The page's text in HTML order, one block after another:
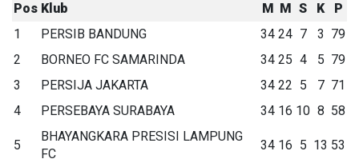
Pos Klub M M S K
P
1
PERSIB BANDUNG 34 24 7 3 79
2
BORNEO FC SAMARINDA 34 25 4 5 79
3
PERSIJA JAKARTA 34 22 5 7 71
4
PERSEBAYA SURABAYA 34 16 10 8 58
5
BHAYANGKARA PRESISI LAMPUNG
FC
34 16 5 13 53